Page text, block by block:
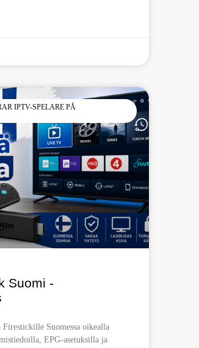
IPTV-SPELARE PÅ
Suomi -
Suomessa oikealla
EPG-asetuksilla ja